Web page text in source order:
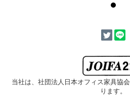
当社は、社団法人日本オフィス家具協会
ります。